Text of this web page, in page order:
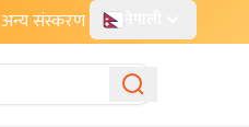
अन्य संस्करण